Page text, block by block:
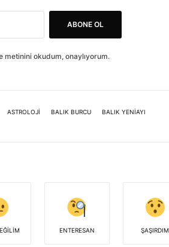
ABONE OL
metinini okudum, onaylıyorum.
ASTROLOJI BALIK BURCU
BALIK YENIAYI
ENTERESAN ŞAŞIRDIM